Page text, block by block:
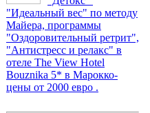
"Идеальный вес" по методу
Майера, программы
"Оздоровительный ретрит",
"Антистресс и релакс" в
отеле The View Hotel
Bouznika 5* в Марокко-
цены от 2000 евро .